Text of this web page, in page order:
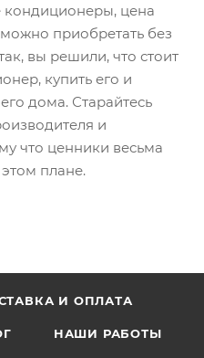
кондиционеры, цена
приобретать без
вы решили, что стоит
купить его и
дома. Старайтесь
и
что ценники весьма
плане.
И ОПЛАТА
НАШИ РАБОТЫ